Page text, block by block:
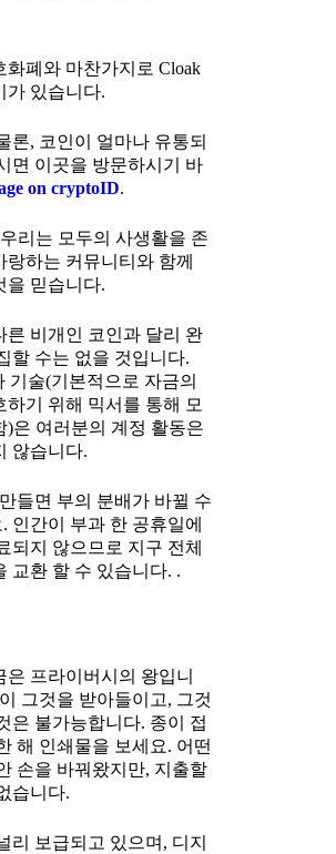
화폐와 마찬가지로 Cloak
가 있습니다.
론, 코인이 얼마나 유통되
면 이곳을 방문하시기 바
on cryptoID.
리는 모두의 사생활을 존
하는 커뮤니티와 함께
을 믿습니다.
른 비개인 코인과 달리 완
할 수는 없을 것입니다.
기술(기본적으로 자금의
기 위해 믹서를 통해 모
)은 여러분의 계정 활동은
않습니다.
들면 부의 분배가 바뀔 수
인간이 부과 한 공휴일에
되지 않으므로 지구 전체
교환 할 수 있습니다. .
프라이버시의 왕입니
그것을 받아들이고, 그것
은 불가능합니다. 종이 접
해 인쇄물을 보세요. 어떤
손을 바꿔왔지만, 지출할
습니다.
리 보급되고 있으며, 디지